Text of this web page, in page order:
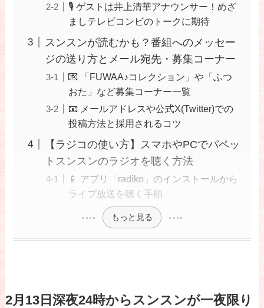
🎙️ ゲストは井上清華アナウンサー！めざ
ましテレビコンビのトークに期待
スンスンが読むかも？番組へのメッセー
ジの送り方とメール宛先・募集コーナー
💌 「FUWAA♪コレクション」や「ふつ
おた」など募集コーナー一覧
📧 メールアドレスや公式X(Twitter)での
投稿方法と採用されるコツ
【ラジコの使い方】スマホやPCでパペッ
トスンスンのラジオを聴く方法
📱 アプリ「radiko」のインストールから
ライブ放送を聴く手順
もっと見る
2月13日深夜24時からスンスンが一夜限り